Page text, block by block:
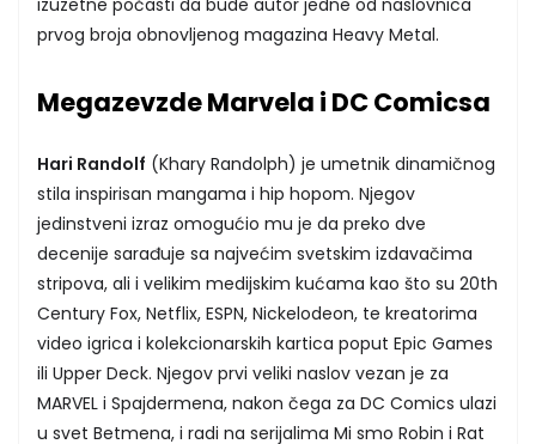
prvog broja obnovljenog magazina Heavy Metal.
Megazevzde Marvela i DC Comicsa
Hari Randolf (Khary Randolph) je umetnik dinamičnog
stila inspirisan mangama i hip hopom. Njegov
jedinstveni izraz omogućio mu je da preko dve
decenije sarađuje sa najvećim svetskim izdavačima
stripova, ali i velikim medijskim kućama kao što su 20th
Century Fox, Netflix, ESPN, Nickelodeon, te kreatorima
video igrica i kolekcionarskih kartica poput Epic Games
ili Upper Deck. Njegov prvi veliki naslov vezan je za
MARVEL i Spajdermena, nakon čega za DC Comics ulazi
u svet Betmena, i radi na serijalima Mi smo Robin i Rat